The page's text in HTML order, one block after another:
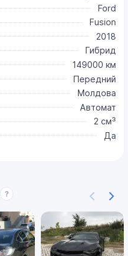
Ford
Fusion
2018
Гибрид
149000 км
Передний
Молдова
Автомат
2 см³
Да
?